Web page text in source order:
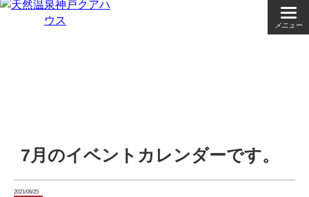
メニュー
7月のイベントカレンダーです。
2021/06/25